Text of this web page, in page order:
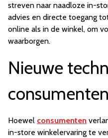
streven naar naadloze in-
advies en directe toegang
online als in de winkel, om
waarborgen.
Nieuwe
Hoewel consumenten
in-store winkelervaring te